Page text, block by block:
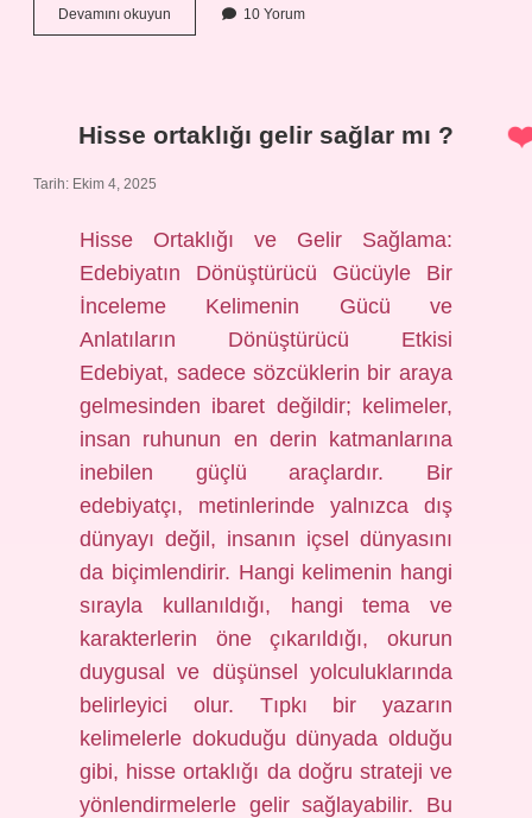
Devamını okuyun Halihazır
harita
10 Yorum
Hisse ortaklığı gelir sağlar mı ?
Tarih: Ekim 4, 2025
Hisse Ortaklığı ve Gelir Sağlama:
Edebiyatın Dönüştürücü Gücüyle Bir
İnceleme Kelimenin Gücü ve
Anlatıların Dönüştürücü Etkisi
Edebiyat, sadece sözcüklerin bir araya
gelmesinden ibaret değildir; kelimeler,
insan ruhunun en derin katmanlarına
inebilen güçlü araçlardır. Bir
edebiyatçı, metinlerinde yalnızca dış
dünyayı değil, insanın içsel dünyasını
da biçimlendirir. Hangi kelimenin hangi
sırayla kullanıldığı, hangi tema ve
karakterlerin öne çıkarıldığı, okurun
duygusal ve düşünsel yolculuklarında
belirleyici olur. Tıpkı bir yazarın
kelimelerle dokuduğu dünyada olduğu
gibi, hisse ortaklığı da doğru strateji ve
yönlendirmelerle gelir sağlayabilir. Bu